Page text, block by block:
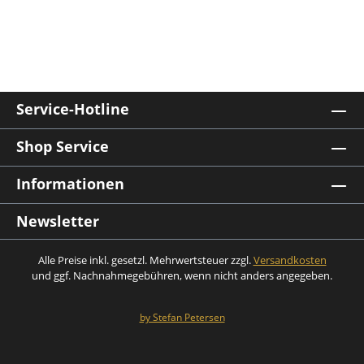
Service-Hotline
Shop Service
Informationen
Newsletter
Alle Preise inkl. gesetzl. Mehrwertsteuer zzgl.Versandkosten
und ggf. Nachnahmegebühren, wenn nicht anders angegeben.
by Stefan Petersen